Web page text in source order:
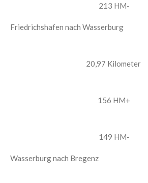
213 HM-
Friedrichshafen nach Wasserburg
20,97 Kilometer
156 HM+
149 HM-
Wasserburg nach Bregenz